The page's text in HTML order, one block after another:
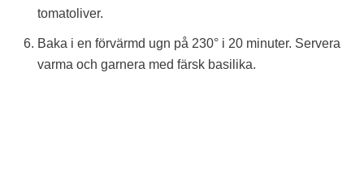
tomatoliver.
Baka i en förvärmd ugn på 230° i 20 minuter. Servera
varma och garnera med färsk basilika.